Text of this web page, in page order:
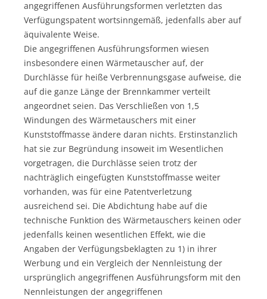
angegriffenen Ausführungsformen verletzten das
Verfügungspatent wortsinngemäß, jedenfalls aber auf
äquivalente Weise.
Die angegriffenen Ausführungsformen wiesen
insbesondere einen Wärmetauscher auf, der
Durchlässe für heiße Verbrennungsgase aufweise, die
auf die ganze Länge der Brennkammer verteilt
angeordnet seien. Das Verschließen von 1,5
Windungen des Wärmetauschers mit einer
Kunststoffmasse ändere daran nichts. Erstinstanzlich
hat sie zur Begründung insoweit im Wesentlichen
vorgetragen, die Durchlässe seien trotz der
nachträglich eingefügten Kunststoffmasse weiter
vorhanden, was für eine Patentverletzung
ausreichend sei. Die Abdichtung habe auf die
technische Funktion des Wärmetauschers keinen oder
jedenfalls keinen wesentlichen Effekt, wie die
Angaben der Verfügungsbeklagten zu 1) in ihrer
Werbung und ein Vergleich der Nennleistung der
ursprünglich angegriffenen Ausführungsform mit den
Nennleistungen der angegriffenen